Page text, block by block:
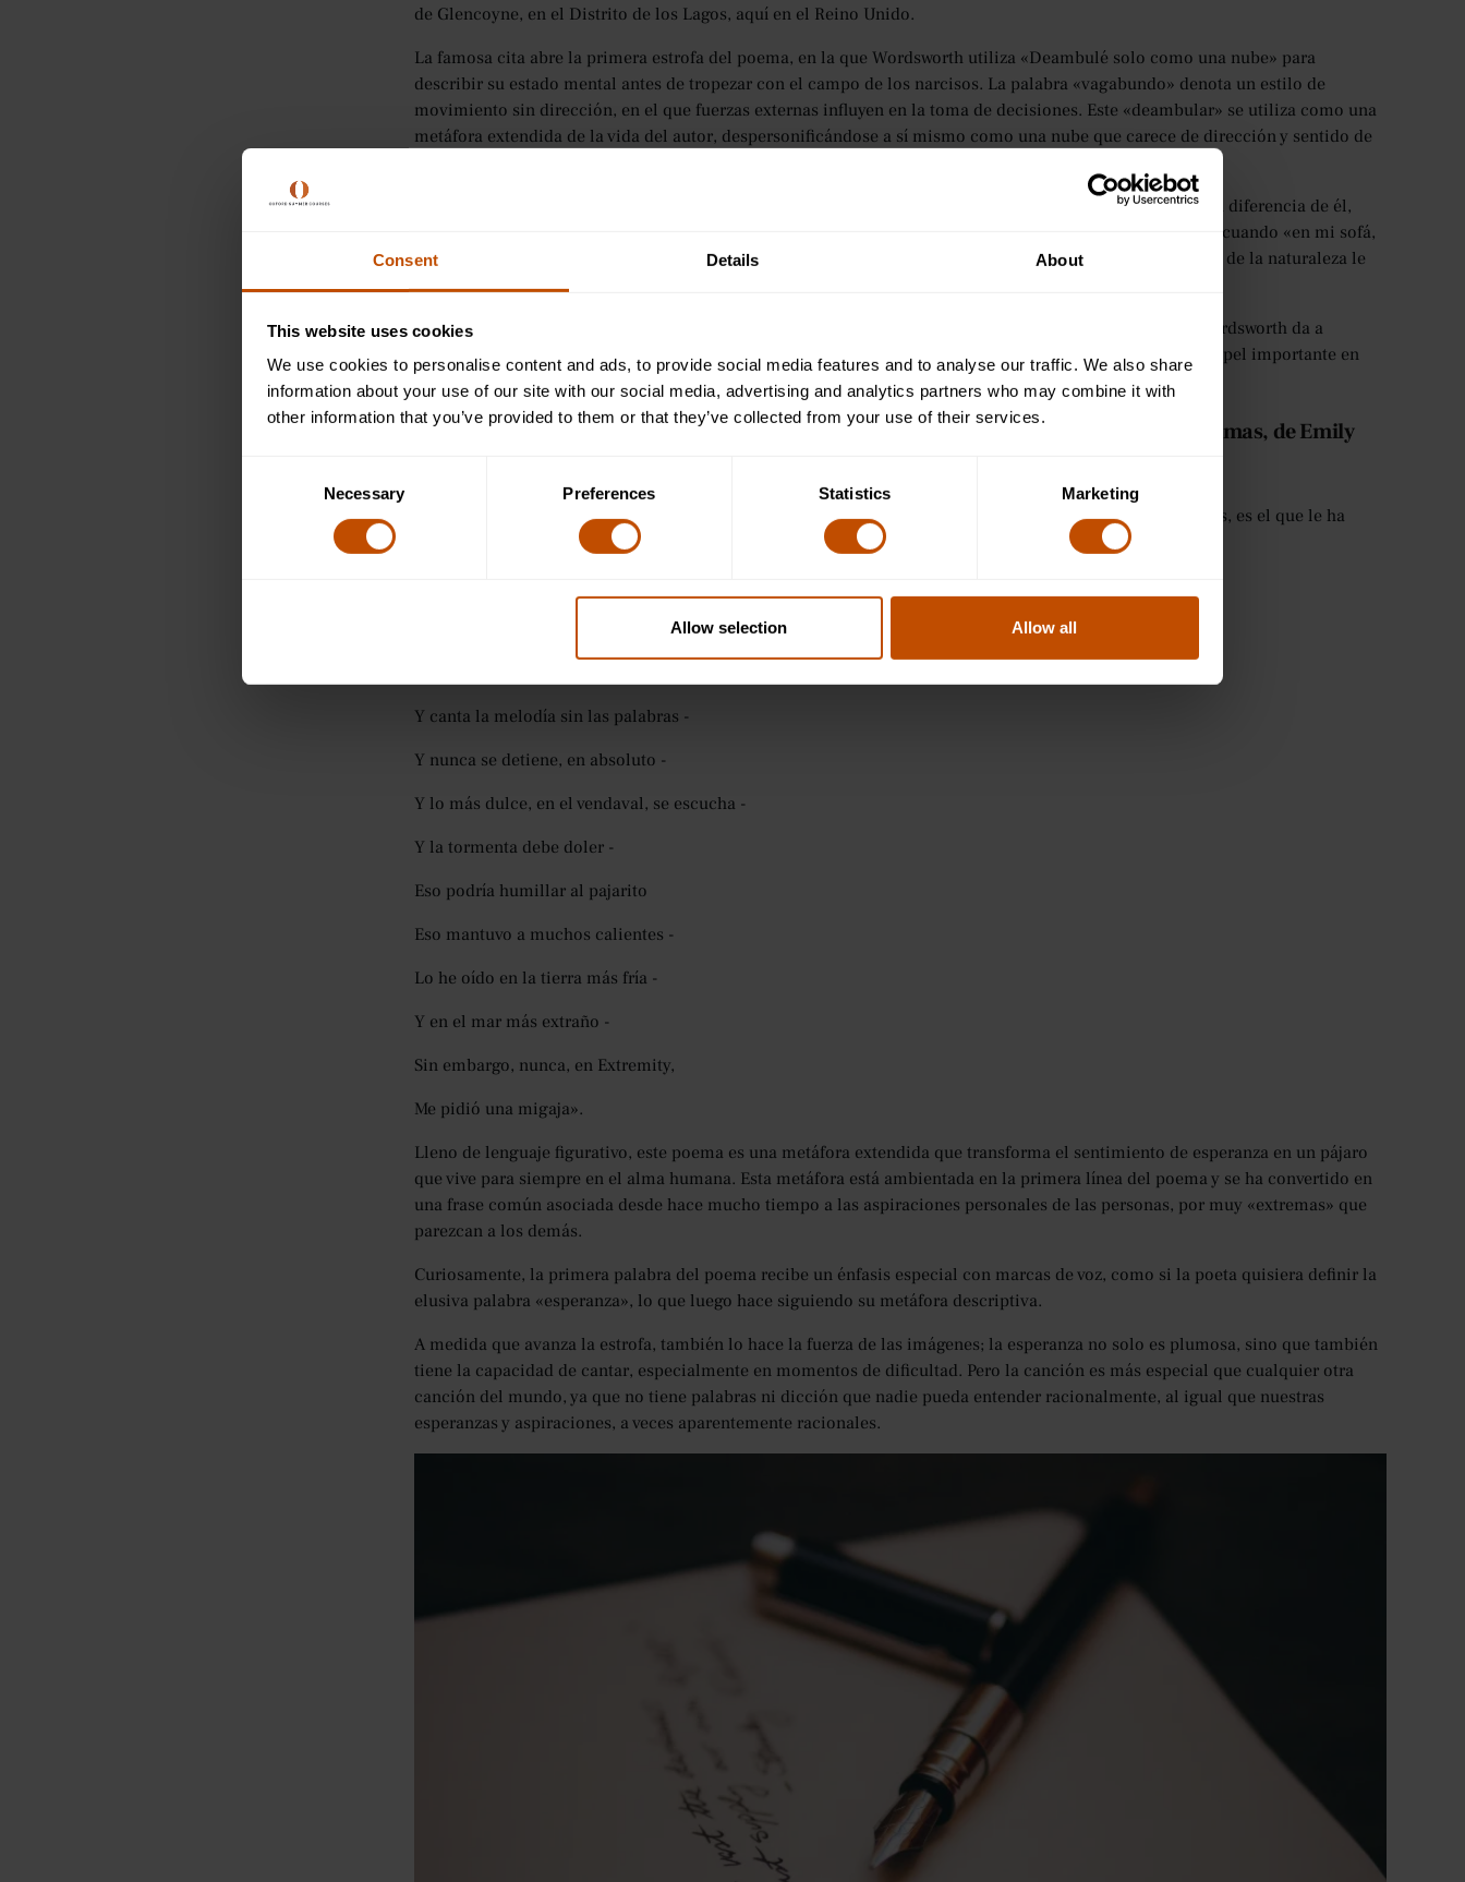
Consent Details About
This website uses cookies
We use cookies to personalise content and ads, to provide social media features and to analyse our traffic. We also share
information about your use of our site with our social media, advertising and analytics partners who may combine it with
other information that you’ve provided to them or that they’ve collected from your use of their services.
Necessary Preferences Statistics Marketing
Allow selection Allow all
de Glencoyne, en el Distrito de los Lagos, aquí en el Reino Unido.
La famosa cita abre la primera estrofa del poema, en la que Wordsworth utiliza «Deambulé solo como una nube» para
describir su estado mental antes de tropezar con el campo de los narcisos. La palabra «vagabundo» denota un estilo de
movimiento sin dirección, en el que fuerzas externas influyen en la toma de decisiones. Este «deambular» se utiliza como una
metáfora extendida de la vida del autor, despersonificándose a sí mismo como una nube que carece de dirección y sentido de
Sin embargo, como se demuestra más adelante en el poema, cuando descubre el campo de los narcisos (a diferencia de él,
personificados), «dorados» y «bailando con la brisa». Estos narcisos, escribe, «brillan en ese ojo interior» cuando «en mi sofá,
me acuesto vacío o de humor pensativo». Para él, cuando recuerda los campos de narcisos, esta vivacidad de la naturaleza le
brinda nueva inspiración, satisfacción y felicidad, algo que antes le faltaba.
Al compararse metafóricamente con un objeto (nube) y luego personificar la naturaleza (los narcisos), Wordsworth da a
entender una unidad inherente entre la humanidad y la naturaleza, y cómo la naturaleza desempeña un papel importante en
nuestras realizaciones diarias.
«La esperanza es lo que pasa con las plumas» - La esperanza es lo que pasa con las plumas, de Emily
De los casi 1.800 poemas que escribió durante su vida, el poema de 1862, Hope is the Thing With Feathers, es el que le ha
dado a Emily Dickinson fama y reconocimiento como escritora durante toda su vida.
«'La esperanza es lo que tiene plumas -
Y canta la melodía sin las palabras -
Y nunca se detiene, en absoluto -
Y lo más dulce, en el vendaval, se escucha -
Y la tormenta debe doler -
Eso podría humillar al pajarito
Eso mantuvo a muchos calientes -
Lo he oído en la tierra más fría -
Y en el mar más extraño -
Sin embargo, nunca, en Extremity,
Me pidió una migaja».
Lleno de lenguaje figurativo, este poema es una metáfora extendida que transforma el sentimiento de esperanza en un pájaro
que vive para siempre en el alma humana. Esta metáfora está ambientada en la primera línea del poema y se ha convertido en
una frase común asociada desde hace mucho tiempo a las aspiraciones personales de las personas, por muy «extremas» que
parezcan a los demás.
Curiosamente, la primera palabra del poema recibe un énfasis especial con marcas de voz, como si la poeta quisiera definir la
elusiva palabra «esperanza», lo que luego hace siguiendo su metáfora descriptiva.
A medida que avanza la estrofa, también lo hace la fuerza de las imágenes; la esperanza no solo es plumosa, sino que también
tiene la capacidad de cantar, especialmente en momentos de dificultad. Pero la canción es más especial que cualquier otra
canción del mundo, ya que no tiene palabras ni dicción que nadie pueda entender racionalmente, al igual que nuestras
esperanzas y aspiraciones, a veces aparentemente racionales.